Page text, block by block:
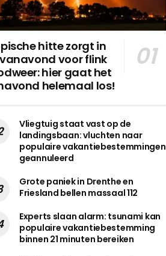
hitte zorgt in
voor flink
hier gaat het
helemaal los!
Vliegtuig staat vast op de
landingsbaan: vluchten naar
populaire vakantiebestemmingen
geannuleerd
Grote paniek in Drenthe en
Friesland bellen massaal 112
Experts slaan alarm: tsunami kan
populaire vakantiebestemming
binnen 21 minuten bereiken